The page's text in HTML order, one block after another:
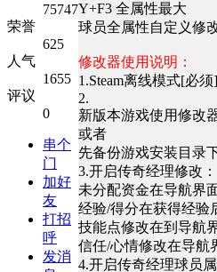
75747
荣誉
625
人气
1655
评议
0
串个
门
加好
友
打招
呼
发消
Y+F3 全属性最大
球员全属性自定义修
修改器使用说明：
1.Steam离线模式[必须]
2.
新版本游戏使用修改
或者
先备份游戏安装目录
3.开启传奇经理修改：
未分配资金在导航界
经验/得分在获得经验
技能点修改在到导航
信任/心情修改在导航
4.开启传奇经理球员